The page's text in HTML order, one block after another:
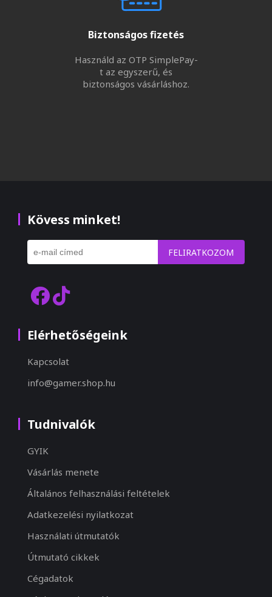
Biztonságos fizetés
Használd az OTP SimplePay-
t az egyszerű, és
biztonságos vásárláshoz.
Kövess minket!
FELIRATKOZOM
Elérhetőségeink
Kapcsolat
info@gamer.shop.hu
Tudnivalók
GYIK
Vásárlás menete
Általános felhasználási feltételek
Adatkezelési nyilatkozat
Használati útmutatók
Útmutató cikkek
Cégadatok